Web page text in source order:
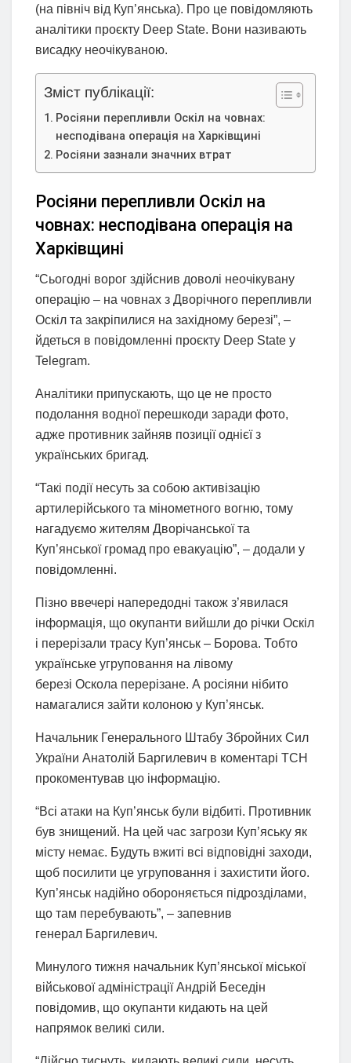
(на північ від Куп’янська). Про це повідомляють
аналітики проєкту Deep State. Вони називають
висадку неочікуваною.
Зміст публікації:
Росіяни перепливли Оскіл на човнах:
несподівана операція на Харківщині
Росіяни зазнали значних втрат
Росіяни перепливли Оскіл на
човнах: несподівана операція на
Харківщині
“Сьогодні ворог здійснив доволі неочікувану
операцію – на човнах з Дворічного перепливли
Оскіл та закріпилися на західному березі”, –
йдеться в повідомленні проєкту Deep State у
Telegram.
Аналітики припускають, що це не просто
подолання водної перешкоди заради фото,
адже противник зайняв позиції однієї з
українських бригад.
“Такі події несуть за собою активізацію
артилерійського та мінометного вогню, тому
нагадуємо жителям Дворічанської та
Куп’янської громад про евакуацію”, – додали у
повідомленні.
Пізно ввечері напередодні також з’явилася
інформація, що окупанти вийшли до річки Оскіл
і перерізали трасу Куп’янськ – Борова. Тобто
українське угруповання на лівому
березі Оскола перерізане. А росіяни нібито
намагалися зайти колоною у Куп’янськ.
Начальник Генерального Штабу Збройних Сил
України Анатолій Баргилевич в коментарі ТСН
прокоментував цю інформацію.
“Всі атаки на Куп’янськ були відбиті. Противник
був знищений. На цей час загрози Куп’яську як
місту немає. Будуть вжиті всі відповідні заходи,
щоб посилити це угруповання і захистити його.
Куп’янськ надійно обороняється підрозділами,
що там перебувають”, – запевнив
генерал Баргилевич.
Минулого тижня начальник Куп’янської міської
військової адміністрації Андрій Беседін
повідомив, що окупанти кидають на цей
напрямок великі сили.